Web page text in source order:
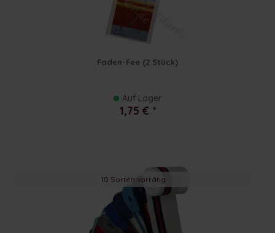
Faden-Fee (2 Stück)
Auf Lager
1,75 € *
10 Sorten vorrätig